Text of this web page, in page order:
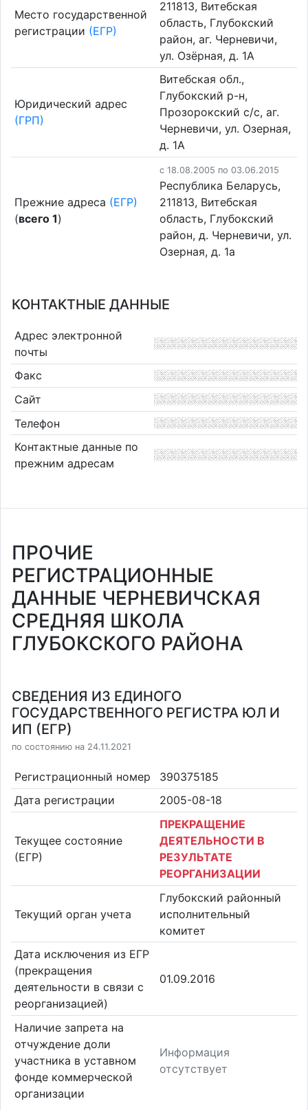
Место государственной
регистрации (ЕГР)
211813, Витебская
область, Глубокский
район, аг. Черневичи,
ул. Озёрная, д. 1А
Юридический адрес
(ГРП)
Витебская обл.,
Глубокский р-н,
Прозорокский с/с, аг.
Черневичи, ул. Озерная,
д. 1А
Прежние адреса (ЕГР)
(всего 1)
c 18.08.2005 по 03.06.2015
Республика Беларусь,
211813, Витебская
область, Глубокский
район, д. Черневичи, ул.
Озерная, д. 1а
КОНТАКТНЫЕ ДАННЫЕ
Адрес электронной
почты
Факс
Сайт
Телефон
Контактные данные по
прежним адресам
ПРОЧИЕ
РЕГИСТРАЦИОННЫЕ
ДАННЫЕ ЧЕРНЕВИЧСКАЯ
СРЕДНЯЯ ШКОЛА
ГЛУБОКСКОГО РАЙОНА
СВЕДЕНИЯ ИЗ ЕДИНОГО
ГОСУДАРСТВЕННОГО РЕГИСТРА ЮЛ И
ИП (ЕГР)
по состоянию на 24.11.2021
Регистрационный номер
390375185
Дата регистрации
2005-08-18
Текущее состояние
(ЕГР)
ПРЕКРАЩЕНИЕ
ДЕЯТЕЛЬНОСТИ В
РЕЗУЛЬТАТЕ
РЕОРГАНИЗАЦИИ
Текущий орган учета
Глубокский районный
исполнительный
комитет
Дата исключения из ЕГР
(прекращения
деятельности в связи с
реорганизацией)
01.09.2016
Наличие запрета на
отчуждение доли
участника в уставном
фонде коммерческой
организации
Информация
отсутствует